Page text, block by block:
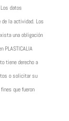
datos
la actividad. Los
una obligación
PLASTICALIA
tiene derecho a
o solicitar su
que fueron